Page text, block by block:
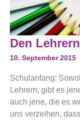
Den
10. September 2015
Schulanfang:
Lehrern, gibt es
auch jene, die es
uns verzeihen,
Den
Lehrern
Den
Stress